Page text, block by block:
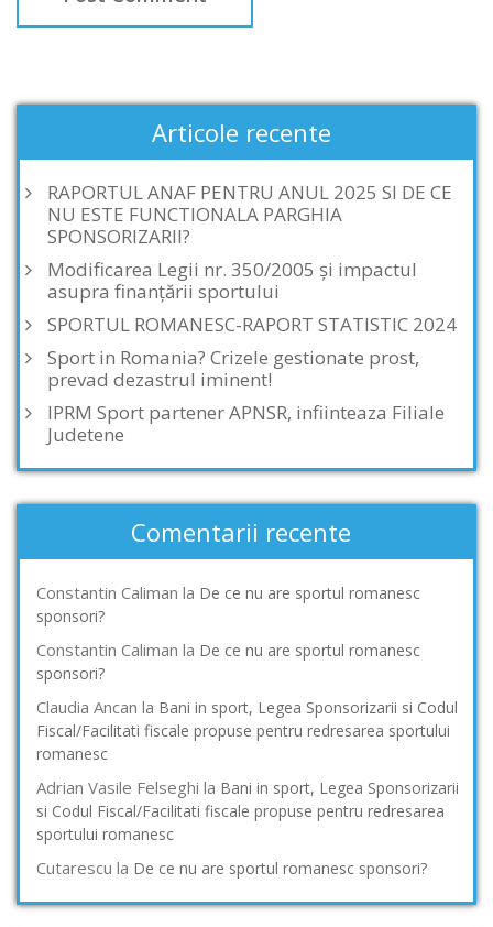
Articole recente
RAPORTUL ANAF PENTRU ANUL 2025 SI DE CE
NU ESTE FUNCTIONALA PARGHIA
SPONSORIZARII?
Modificarea Legii nr. 350/2005 și impactul
asupra finanțării sportului
SPORTUL ROMANESC-RAPORT STATISTIC 2024
Sport in Romania? Crizele gestionate prost,
prevad dezastrul iminent!
IPRM Sport partener APNSR, infiinteaza Filiale
Judetene
Comentarii recente
Constantin Caliman la De ce nu are sportul romanesc
sponsori?
Constantin Caliman la De ce nu are sportul romanesc
sponsori?
Claudia Ancan la Bani in sport, Legea Sponsorizarii si Codul
Fiscal/Facilitati fiscale propuse pentru redresarea sportului
romanesc
Adrian Vasile Felseghi la Bani in sport, Legea Sponsorizarii
si Codul Fiscal/Facilitati fiscale propuse pentru redresarea
sportului romanesc
Cutarescu la De ce nu are sportul romanesc sponsori?